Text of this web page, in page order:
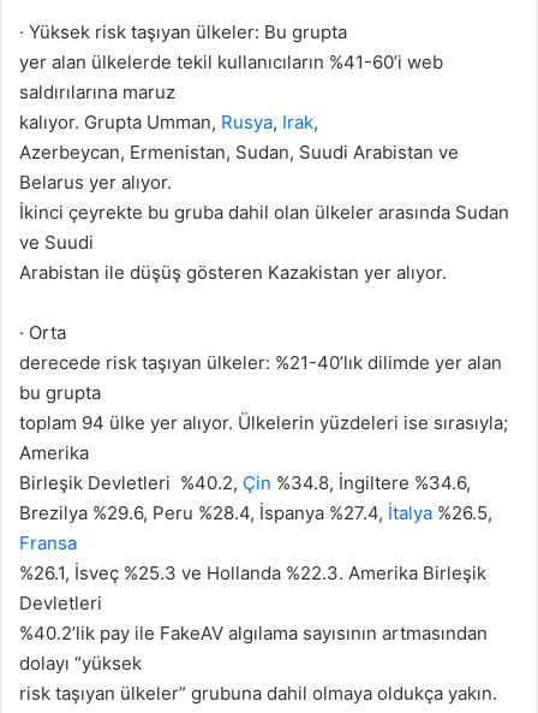
· Yüksek risk taşıyan ülkeler: Bu grupta
yer alan ülkelerde tekil kullanıcıların %41-60’i web
saldırılarına maruz
kalıyor. Grupta Umman, Rusya, Irak,
Azerbeycan, Ermenistan, Sudan, Suudi Arabistan ve
Belarus yer alıyor.
İkinci çeyrekte bu gruba dahil olan ülkeler arasında Sudan
ve Suudi
Arabistan ile düşüş gösteren Kazakistan yer alıyor.
· Orta
derecede risk taşıyan ülkeler: %21-40’lık dilimde yer alan
bu grupta
toplam 94 ülke yer alıyor. Ülkelerin yüzdeleri ise sırasıyla;
Amerika
Birleşik Devletleri %40.2, Çin %34.8, İngiltere %34.6,
Brezilya %29.6, Peru %28.4, İspanya %27.4, İtalya %26.5,
Fransa
%26.1, İsveç %25.3 ve Hollanda %22.3. Amerika Birleşik
Devletleri
%40.2’lik pay ile FakeAV algılama sayısının artmasından
dolayı “yüksek
risk taşıyan ülkeler” grubuna dahil olmaya oldukça yakın.